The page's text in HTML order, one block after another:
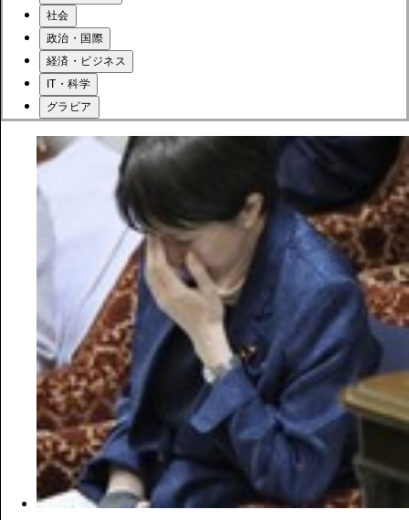
社会
政治・国際
経済・ビジネス
IT・科学
グラビア